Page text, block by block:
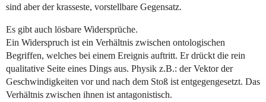
sind aber der krasseste, vorstellbare Gegensatz.
Es gibt auch lösbare Widersprüche.
Ein Widerspruch ist ein Verhältnis zwischen ontologischen
Begriffen, welches bei einem Ereignis auftritt. Er drückt die rein
qualitative Seite eines Dings aus. Physik z.B.: der Vektor der
Geschwindigkeiten vor und nach dem Stoß ist entgegengesetzt. Das
Verhältnis zwischen ihnen ist antagonistisch.